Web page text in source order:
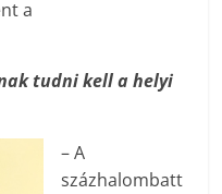
a
tudni kell a helyi
– A
százhalombatt